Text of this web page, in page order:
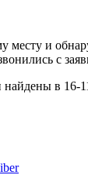
месту и
с
в